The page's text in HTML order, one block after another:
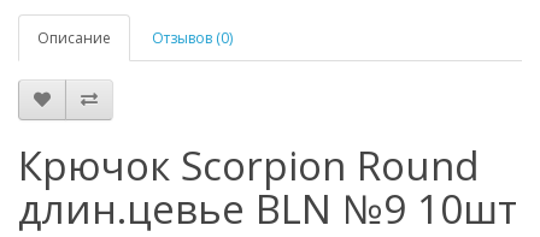
Описание Отзывов (0)
Крючок Scorpion Round
длин.цевье BLN №9 10шт